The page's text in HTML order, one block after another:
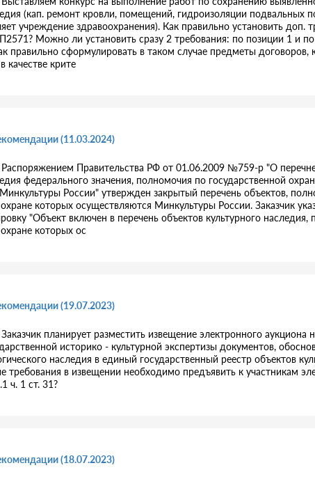
(кап. ремонт кровли, помещений, гидроизоляции
учреждение здравоохранения). Как правильно установить доп.
Можно ли установить сразу 2 требования: по позиции 1 и
правильно сформулировать в таком случае предметы договоров,
качестве крите
(11.03.2024)
Правительства РФ от 01.06.2009 №759-р "О
федерального значения, полномочия по государственной
России" утвержден закрытый перечень объектов,
которых осуществляются Минкультуры России. Заказчик
"Объект включен в перечень объектов культурного наследия,
которых ос
(19.07.2023)
планирует разместить извещение электронного аукциона
историко - культурной экспертизы документов,
наследия в единый государственный реестр объектов
требования в извещении необходимо предъявить к участникам
ч. 1 ст. 31?
(18.07.2023)